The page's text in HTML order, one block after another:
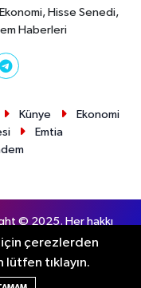
Hisse Senedi,
Haberleri
Künye
Ekonomi
Emtia
© 2025. Her hakkı
için çerezlerden
tıklayın.